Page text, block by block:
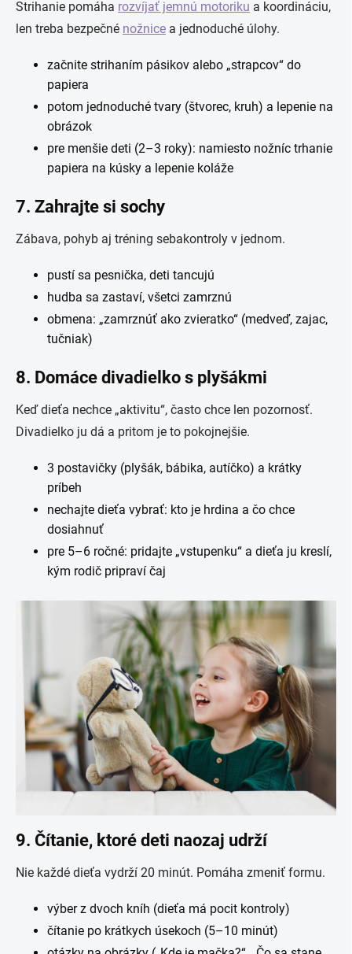
Strihanie pomáha rozvíjať jemnú motoriku a koordináciu,
len treba bezpečné nožnice a jednoduché úlohy.
začnite strihaním pásikov alebo „strapcov“ do
papiera
potom jednoduché tvary (štvorec, kruh) a lepenie na
obrázok
pre menšie deti (2–3 roky): namiesto nožníc trhanie
papiera na kúsky a lepenie koláže
7. Zahrajte si sochy
Zábava, pohyb aj tréning sebakontroly v jednom.
pustí sa pesnička, deti tancujú
hudba sa zastaví, všetci zamrznú
obmena: „zamrznúť ako zvieratko“ (medveď, zajac,
tučniak)
8. Domáce divadielko s plyšákmi
Keď dieťa nechce „aktivitu“, často chce len pozornosť.
Divadielko ju dá a pritom je to pokojnejšie.
3 postavičky (plyšák, bábika, autíčko) a krátky
príbeh
nechajte dieťa vybrať: kto je hrdina a čo chce
dosiahnuť
pre 5–6 ročné: pridajte „vstupenku“ a dieťa ju kreslí,
kým rodič pripraví čaj
9. Čítanie, ktoré deti naozaj udrží
Nie každé dieťa vydrží 20 minút. Pomáha zmeniť formu.
výber z dvoch kníh (dieťa má pocit kontroly)
čítanie po krátkych úsekoch (5–10 minút)